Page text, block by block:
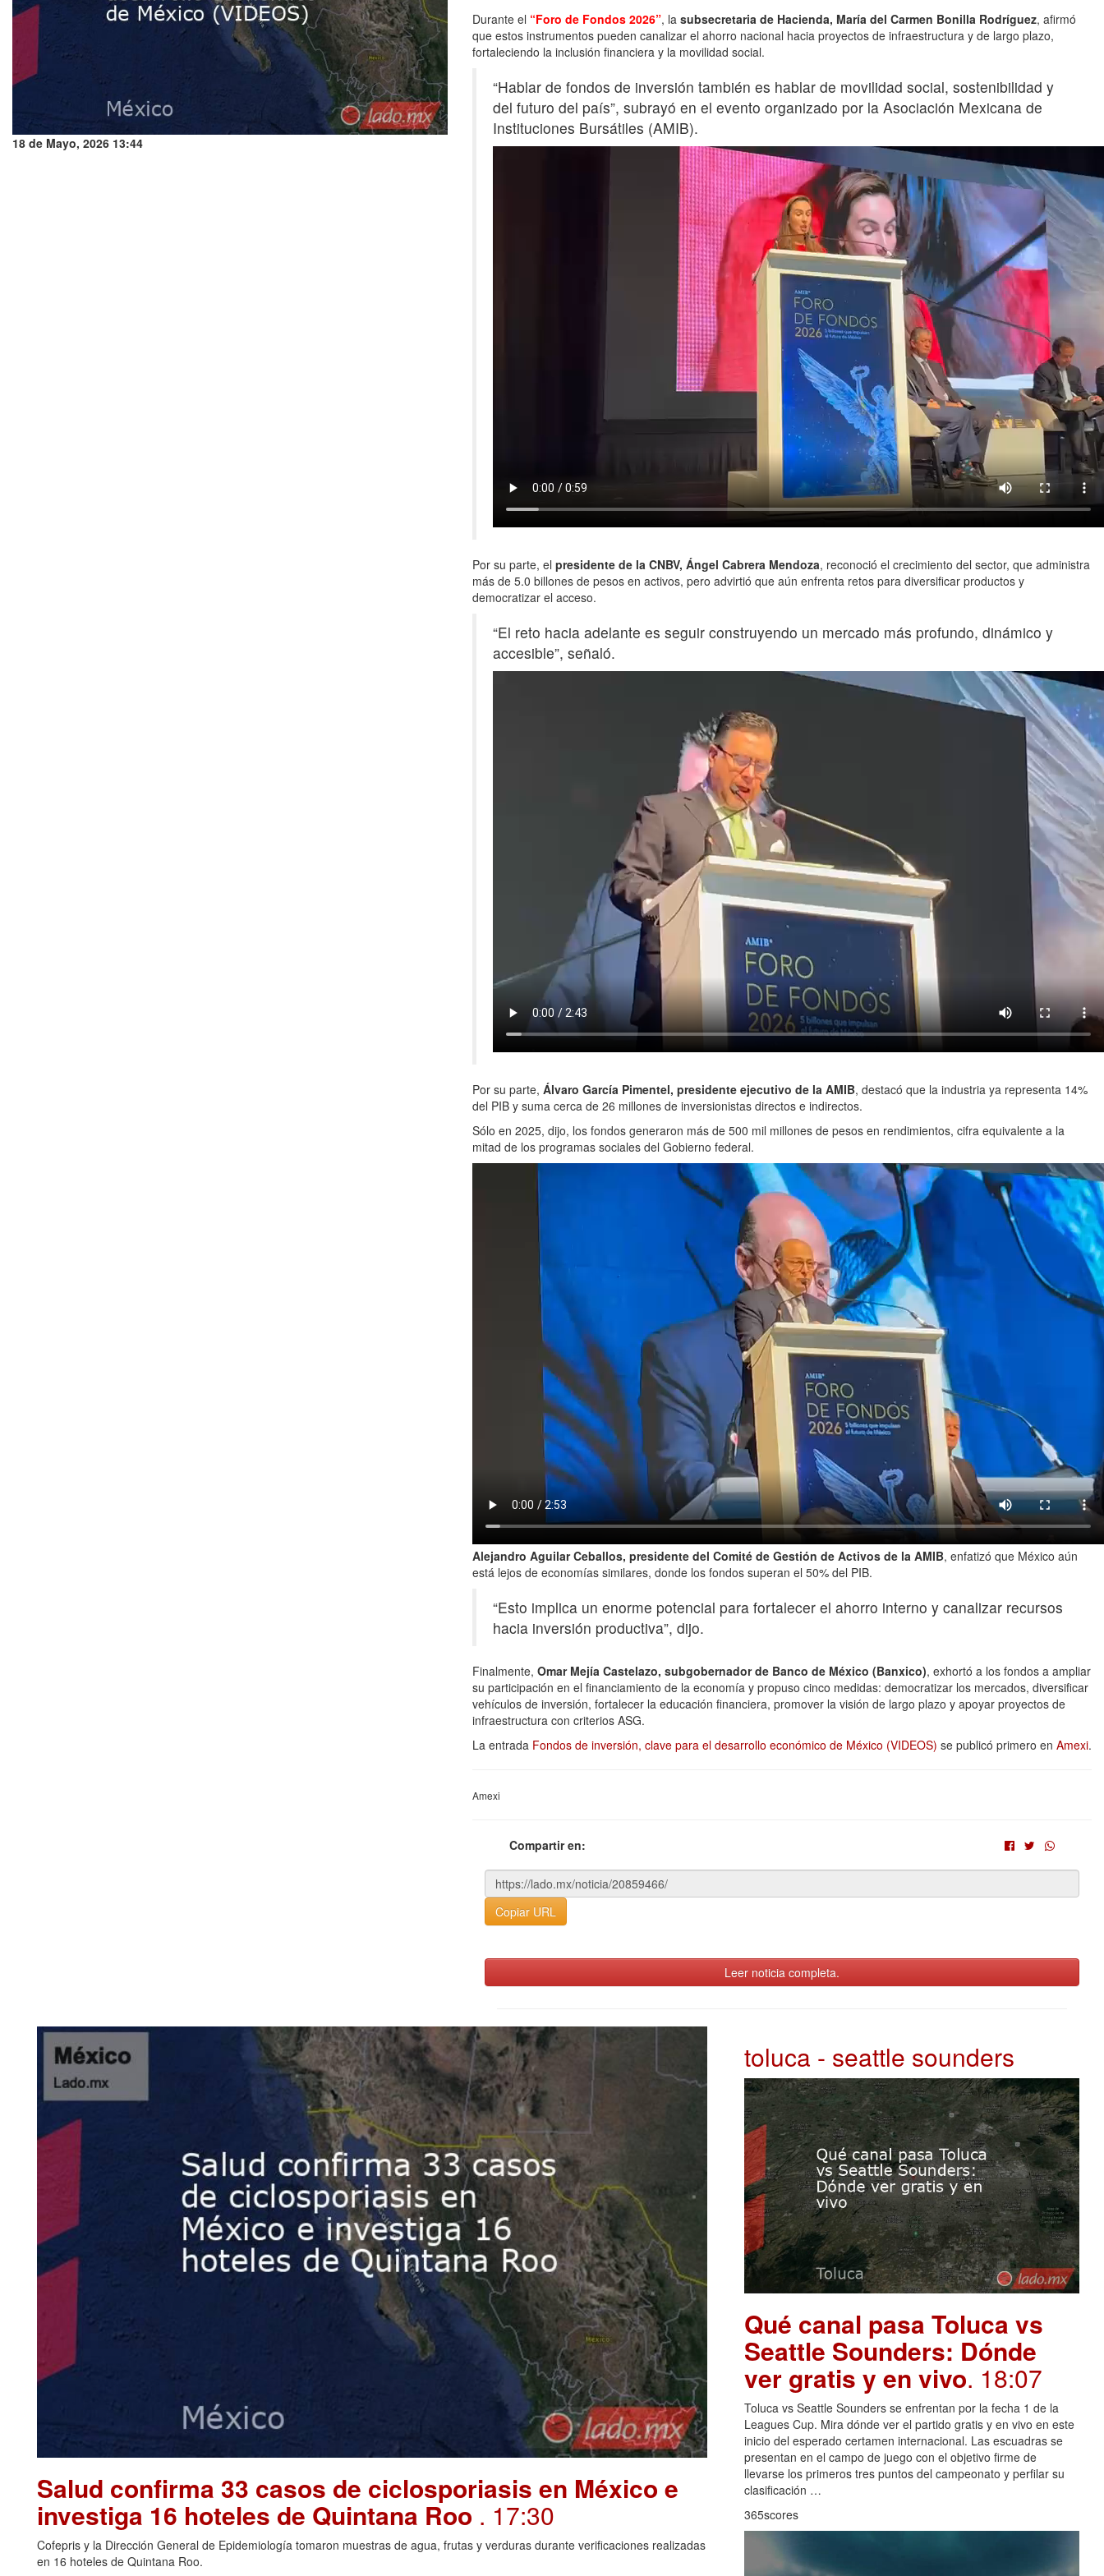
18 de Mayo, 2026 13:44
Durante el “Foro de Fondos 2026”, la subsecretaria de Hacienda, María del Carmen Bonilla Rodríguez, afirmó
que estos instrumentos pueden canalizar el ahorro nacional hacia proyectos de infraestructura y de largo plazo,
fortaleciendo la inclusión financiera y la movilidad social.
“Hablar de fondos de inversión también es hablar de movilidad social, sostenibilidad y
del futuro del país”, subrayó en el evento organizado por la Asociación Mexicana de
Instituciones Bursátiles (AMIB).
Por su parte, el presidente de la CNBV, Ángel Cabrera Mendoza, reconoció el crecimiento del sector, que administra
más de 5.0 billones de pesos en activos, pero advirtió que aún enfrenta retos para diversificar productos y
democratizar el acceso.
“El reto hacia adelante es seguir construyendo un mercado más profundo, dinámico y
accesible”, señaló.
Por su parte, Álvaro García Pimentel, presidente ejecutivo de la AMIB, destacó que la industria ya representa 14%
del PIB y suma cerca de 26 millones de inversionistas directos e indirectos.
Sólo en 2025, dijo, los fondos generaron más de 500 mil millones de pesos en rendimientos, cifra equivalente a la
mitad de los programas sociales del Gobierno federal.
Alejandro Aguilar Ceballos, presidente del Comité de Gestión de Activos de la AMIB, enfatizó que México aún
está lejos de economías similares, donde los fondos superan el 50% del PIB.
“Esto implica un enorme potencial para fortalecer el ahorro interno y canalizar recursos
hacia inversión productiva”, dijo.
Finalmente, Omar Mejía Castelazo, subgobernador de Banco de México (Banxico), exhortó a los fondos a ampliar
su participación en el financiamiento de la economía y propuso cinco medidas: democratizar los mercados, diversificar
vehículos de inversión, fortalecer la educación financiera, promover la visión de largo plazo y apoyar proyectos de
infraestructura con criterios ASG.
La entrada Fondos de inversión, clave para el desarrollo económico de México (VIDEOS) se publicó primero en Amexi.
Amexi
Compartir en:
Copiar URL
Leer noticia completa.
Salud confirma 33 casos de ciclosporiasis en México e
investiga 16 hoteles de Quintana Roo . 17:30
Cofepris y la Dirección General de Epidemiología tomaron muestras de agua, frutas y verduras durante verificaciones realizadas
en 16 hoteles de Quintana Roo.
toluca - seattle sounders
Qué canal pasa Toluca vs
Seattle Sounders: Dónde
ver gratis y en vivo. 18:07
Toluca vs Seattle Sounders se enfrentan por la fecha 1 de la
Leagues Cup. Mira dónde ver el partido gratis y en vivo en este
inicio del esperado certamen internacional. Las escuadras se
presentan en el campo de juego con el objetivo firme de
llevarse los primeros tres puntos del campeonato y perfilar su
clasificación …
365scores